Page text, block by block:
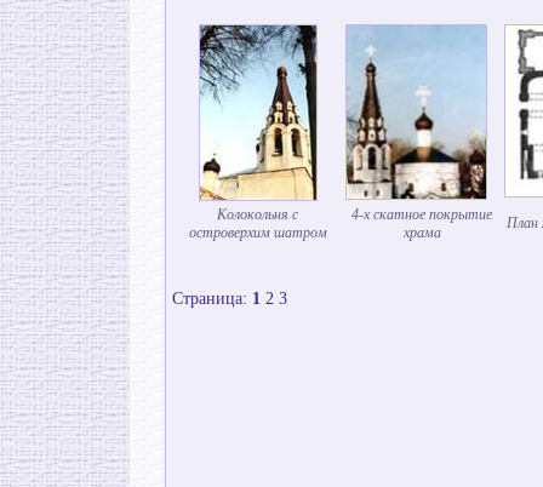
Колокольня с
островерхим шатром
4-х скатное покрытие
храма
План
Страница: 1 2 3